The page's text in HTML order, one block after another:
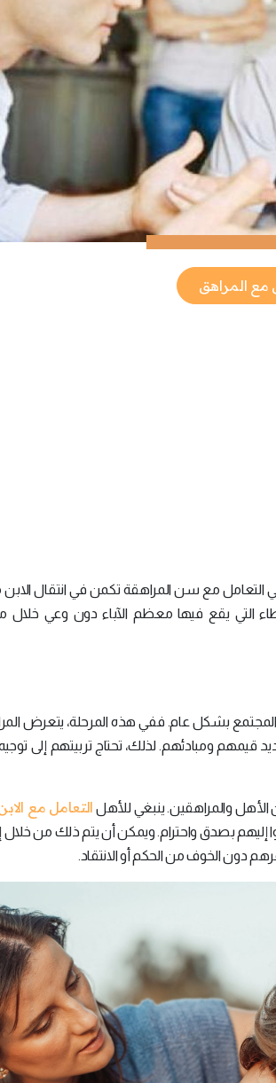
مع المراهق
في التعامل مع سن المراهقة تكمن في انتقال
التي يقع فيها معظم الآباء دون وعي خلال
بشكل عام. ففي هذه المرحلة، يتعرض
قيمهم ومبادئهم. لذلك، تحتاج تربيتهم إلى
والمراهقين. ينبغي للأهل التعامل مع
بصدق واحترام. ويمكن أن يتم ذلك من خلال
دون الخوف من الحكم أو الانتقاد.